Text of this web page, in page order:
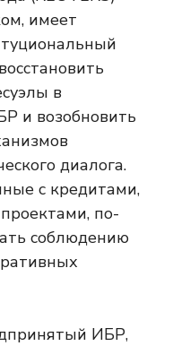
имеет
в
и возобновить
диалога.
с кредитами,
по-
соблюдению
ИБР,